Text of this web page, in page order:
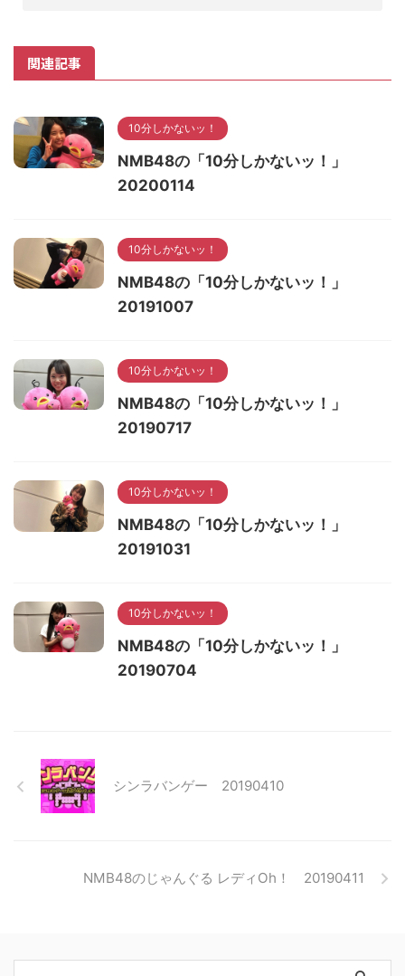
関連記事
10分しかないッ！
NMB48の「10分しかないッ！」
20200114
10分しかないッ！
NMB48の「10分しかないッ！」
20191007
10分しかないッ！
NMB48の「10分しかないッ！」
20190717
10分しかないッ！
NMB48の「10分しかないッ！」
20191031
10分しかないッ！
NMB48の「10分しかないッ！」
20190704
シンラバンゲー 20190410
NMB48のじゃんぐる レディOh！ 20190411